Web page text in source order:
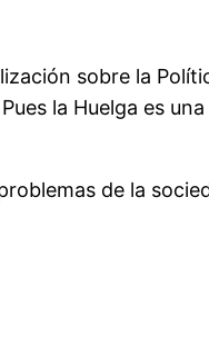
sobre la
la Huelga es
de la